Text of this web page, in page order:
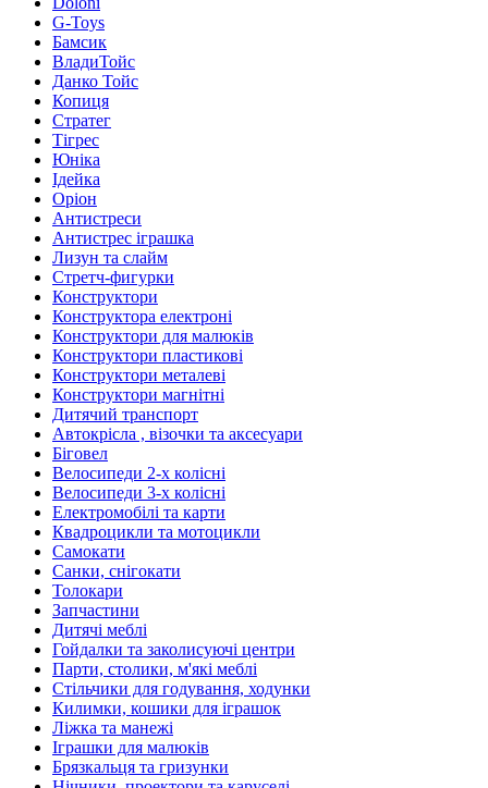
G-Toys
Бамсик
ВладиТойс
Данко Тойс
Копиця
Стратег
Тігрес
Юніка
Ідейка
Оріон
Антистреси
Антистрес іграшка
Лизун та слайм
Стретч-фигурки
Конструктори
Конструктора електроні
Конструктори для малюків
Конструктори пластикові
Конструктори металеві
Конструктори магнітні
Дитячий транспорт
Автокрісла , візочки та аксесуари
Біговел
Велосипеди 2-х колісні
Велосипеди 3-х колісні
Електромобілі та карти
Квадроцикли та мотоцикли
Самокати
Санки, снігокати
Толокари
Запчастини
Дитячі меблі
Гойдалки та заколисуючі центри
Парти, столики, м'які меблі
Стільчики для годування, ходунки
Килимки, кошики для іграшок
Ліжка та манежі
Іграшки для малюків
Брязкальця та гризунки